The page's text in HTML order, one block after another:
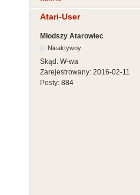
Atari-User
Młodszy Atarowiec
Nieaktywny
Skąd: W-wa
Zarejestrowany: 2016-02-11
Posty: 884